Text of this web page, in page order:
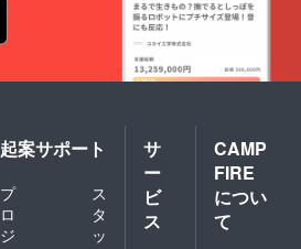
●ご連絡や対
応に関して
弊社では、
が定める
「カスタ
マーハラス
メントに関
する方針
起案サポート
プ
ロ
ジ
ス
タ
ッ
サ
ー
ビ
ス
CAMP
FIRE
につい
て